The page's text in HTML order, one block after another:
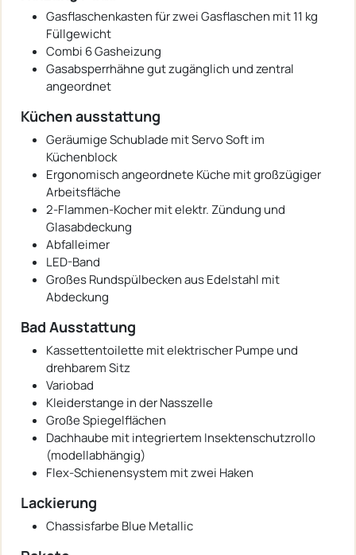
Gasflaschenkasten für zwei Gasflaschen mit 11 kg
Füllgewicht
Combi 6 Gasheizung
Gasabsperrhähne gut zugänglich und zentral
angeordnet
Küchen ausstattung
Geräumige Schublade mit Servo Soft im
Küchenblock
Ergonomisch angeordnete Küche mit großzügiger
Arbeitsfläche
2-Flammen-Kocher mit elektr. Zündung und
Glasabdeckung
Abfalleimer
LED-Band
Großes Rundspülbecken aus Edelstahl mit
Abdeckung
Bad Ausstattung
Kassettentoilette mit elektrischer Pumpe und
drehbarem Sitz
Variobad
Kleiderstange in der Nasszelle
Große Spiegelflächen
Dachhaube mit integriertem Insektenschutzrollo
(modellabhängig)
Flex-Schienensystem mit zwei Haken
Lackierung
Chassisfarbe Blue Metallic